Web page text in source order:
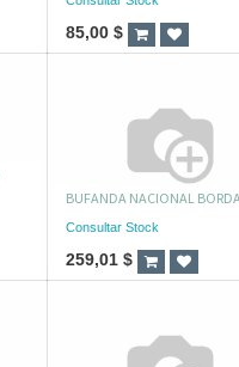
85,00 $
BUFANDA NACIONAL
Consultar Stock
259,01 $